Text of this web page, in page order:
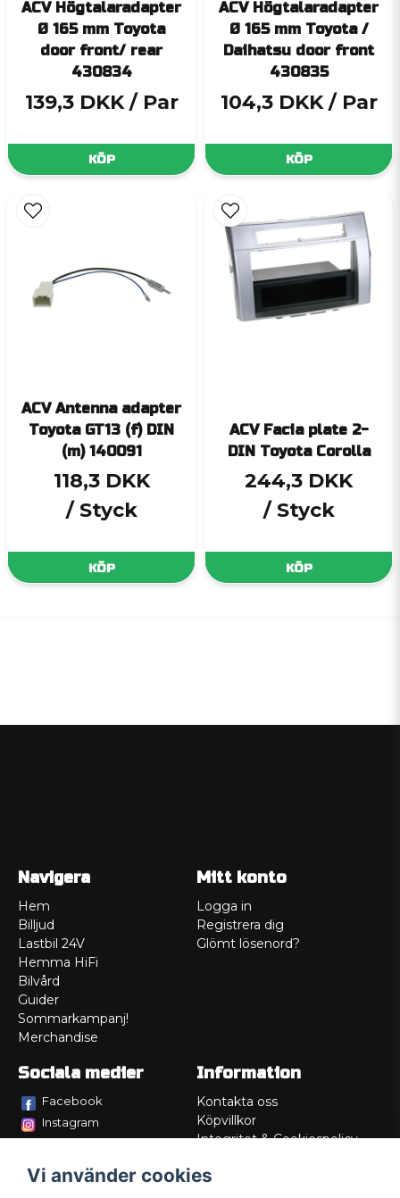
ACV Högtalaradapter
Ø 165 mm Toyota
door front/ rear
430834
139,3 DKK / Par
KÖP
ACV Högtalaradapter
Ø 165 mm Toyota /
Daihatsu door front
430835
104,3 DKK / Par
KÖP
ACV Antenna adapter
Toyota GT13 (f) DIN
(m) 140091
118,3 DKK
/ Styck
KÖP
ACV Facia plate 2-
DIN Toyota Corolla
244,3 DKK
/ Styck
KÖP
Navigera
Hem
Billjud
Lastbil 24V
Hemma HiFi
Bilvård
Guider
Sommarkampanj!
Merchandise
Mitt konto
Logga in
Registrera dig
Glömt lösenord?
Sociala medier
Facebook
Instagram
Information
Kontakta oss
Köpvillkor
Integritet & Cookiespolicy
Service/Garanti
Vi använder cookies